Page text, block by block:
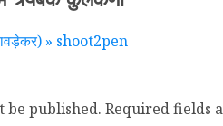
» shoot2pen
be published. Required fields